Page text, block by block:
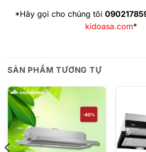
*Hãy gọi cho chúng tôi
kidoasa.com*
SẢN PHẨM TƯƠNG TỰ
-40%